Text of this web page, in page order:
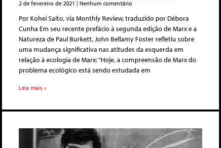
2 de fevereiro de 2021 Nenhum comentário
Por Kohei Saito, via Monthly Review, traduzido por Débora
Cunha Em seu recente prefácio à segunda edição de Marx e a
Natureza de Paul Burkett, John Bellamy Foster refletiu sobre
uma mudança significativa nas atitudes da esquerda em
relação à ecologia de Marx: “Hoje, a compreensão de Marx do
problema ecológico está sendo estudada em
Leia mais »